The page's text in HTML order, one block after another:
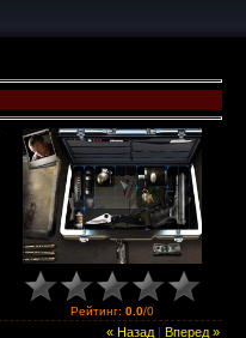
Рейтинг: 0.0/0
« Назад Вперед »